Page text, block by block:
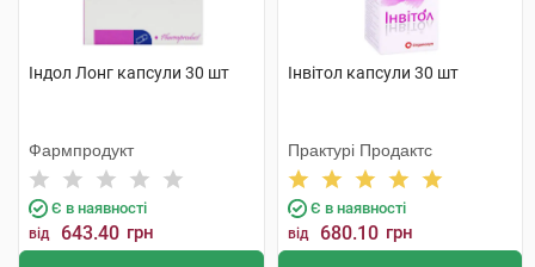
Індол Лонг капсули 30 шт
Фармпродукт
Є в наявності
від 643.40 грн
Інвітол капсули 30 шт
Практурі Продактс
Є в наявності
від 680.10 грн